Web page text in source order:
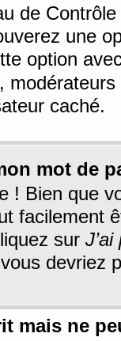
de
une
option
caché.
mot de
! Bien que
facilement
sur
devriez
mais ne